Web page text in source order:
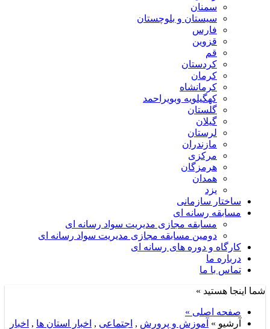
سمنان
سیستان و بلوچستان
فارس
قزوین
قم
کردستان
کرمان
کرمانشاه
کهگیلویه وبویراحمد
گلستان
گیلان
لرستان
مازندران
مرکزی
هرمزگان
همدان
یزد
ساختار سازمانی
مسابقه رسانه ای
مسابقه مجازی مدیریت سواد رسانه ای
دومین مسابقه مجازی مدیریت سواد رسانه ای
کارگاه و دوره های رسانه ای
درباره ما
تماس با ما
شما اینجا هستید »
صفحه اصلی »
آرشیو » آموزش و پرورش , اجتماعی , اخبار استان ها , اخبار